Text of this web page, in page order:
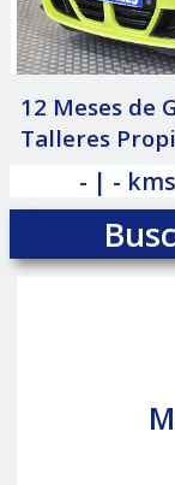
12 Meses de
Talleres
- | -